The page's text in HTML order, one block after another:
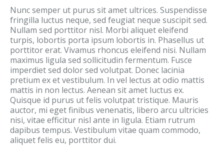
Nunc semper ut purus sit amet ultrices. Suspendisse
fringilla luctus neque, sed feugiat neque suscipit sed.
Nullam sed porttitor nisl. Morbi aliquet eleifend
turpis, lobortis porta ipsum lobortis in. Phasellus ut
porttitor erat. Vivamus rhoncus eleifend nisi. Nullam
maximus ligula sed sollicitudin fermentum. Fusce
imperdiet sed dolor sed volutpat. Donec lacinia
pretium ex et vestibulum. In vel lectus at odio mattis
mattis in non lectus. Aenean sit amet luctus ex.
Quisque id purus ut felis volutpat tristique. Mauris
auctor, mi eget finibus venenatis, libero arcu ultricies
nisi, vitae efficitur nisl ante in ligula. Etiam rutrum
dapibus tempus. Vestibulum vitae quam commodo,
aliquet felis eu, porttitor dui.